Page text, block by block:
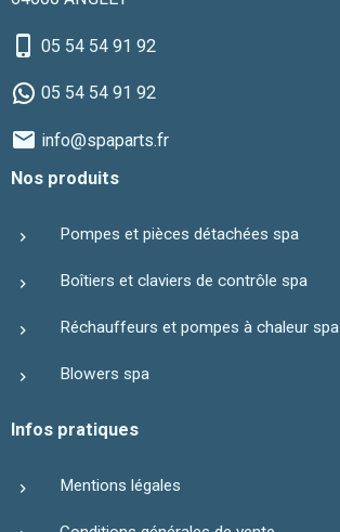
05 54 54 91 92
05 54 54 91 92
info@spaparts.fr
Nos produits
Pompes et pièces détachées spa
Boîtiers et claviers de contrôle spa
Réchauffeurs et pompes à chaleur spa
Blowers spa
Infos pratiques
Mentions légales